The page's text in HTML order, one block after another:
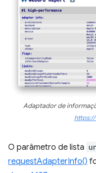
Adaptador de
O parâmetro de lista
requestAdapterInfo()